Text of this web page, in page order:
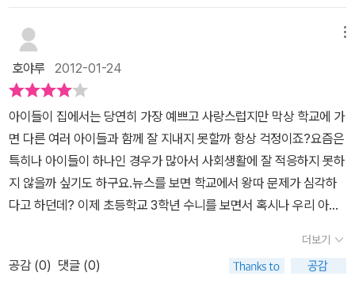
에 대해 자신감도 없고 사람들과 만나 이야기 할 때도 눈을 마주보며
이야기 하는 것이 그리 쉽지 않았습니다.지금은 나이가 드니 외모에
의 미모를 타고 태어났음 하는 바람도 가져봅니다 ㅎㅎ <천하무적
왕눈이>의 왕수니를 보니 저희 둘째가 생각났습니다.3학년인데 유치
원생보다 작은 키.눈은 실눈에다 코는 생기다 만 돼지코.튀어나온 앞
니, 두툼한 입술. 자라목 같은 짧고 두꺼운 목. 거기다 덕지덕지 앉은
양 볼의 주근깨. 이 책에 나오는 왕수니의 모습입니다. 저희 둘째도 아
마 자기 학년에서는 손가락에 꼽힐 정도로 작은 키에 작은 눈을 가지
고 있는 그리 예쁘지 않은 외모를 가지고 있습니다. 편견일수도 있겠
지만 여자 아이라 그런지 그런 외모를 가진 것이 가끔은 마음 아프기
도 합니다. 하지만 아이는 외모에 대해 그리 심각하게 생각하지 않는
호야루 2012-01-24
아이들이 집에서는 당연히 가장 예쁘고 사랑스럽지만 막상 학교에 가
면 다른 여러 아이들과 함께 잘 지내지 못할까 항상 걱정이죠?요즘은
특히나 아이들이 하나인 경우가 많아서 사회생활에 잘 적응하지 못하
지 않을까 싶기도 하구요.뉴스를 보면 학교에서 왕따 문제가 심각하
다고 하던데? 이제 초등학교 3학년 수니를 보면서 혹시나 우리 아이
고 감싸줄 수 있는 성품을 가져야 하는데, 사실 아이들이 그런 인성을
가지기는 힘들지 않겠어요?물론 학교에서나 가정에서 잘 가르쳐줘야
더보기
공감 (0) 댓글 (0)